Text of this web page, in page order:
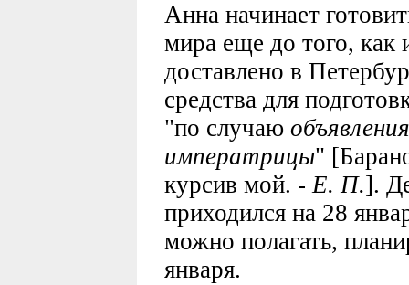
Анна начинает
мира еще до того, как
доставлено в
средства для
"по случаю
императрицы"
курсив мой. -Е. П.].
приходился на 28
можно полагать,
января.